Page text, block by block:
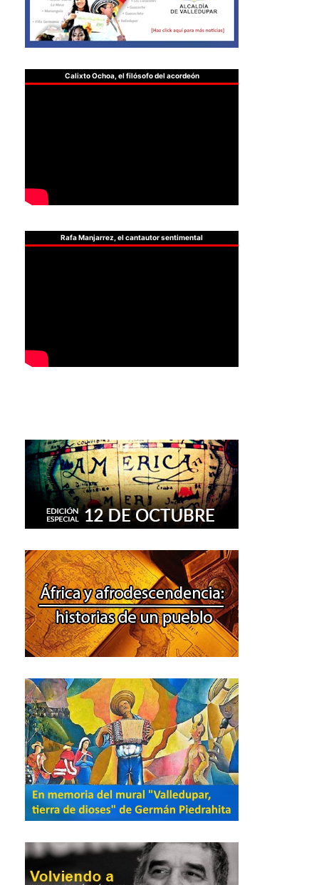
Calixto Ochoa, el filósofo del acordeón
Rafa Manjarrez, el cantautor sentimental